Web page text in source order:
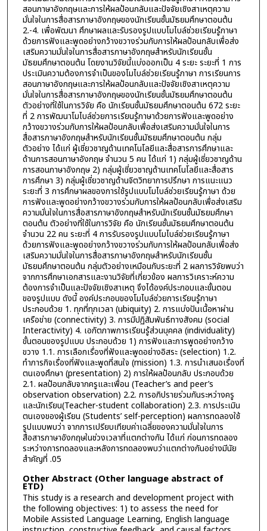
สอนภาษาอังกฤษและการให้ผลป้อนกลับและปัจจัยเชิงสาเหตุความ
มั่นใจในการสื่อสารภาษาอังกฤษของนักเรียนชั้นมัธยมศึกษาตอนต้น
2.-4. เพื่อพัฒนา ศึกษาผลและรับรองรูปแบบโมไบล์ช่วยเรียนรู้ภาษา
ด้วยการฟังและพูดอย่างกว้างขวางร่วมกับการให้ผลป้อนกลับเพื่อส่ง
เสริมความมั่นใจในการสื่อสารภาษาอังกฤษสำหรับนักเรียนชั้น
มัธยมศึกษาตอนต้น โดยงานวิจัยนี้แบ่งออกเป็น 4 ระยะ ระยะที่ 1 การ
ประเมินความต้องการจำเป็นของโมไบล์ช่วยเรียนรู้ภาษา การเรียนการ
สอนภาษาอังกฤษและการให้ผลป้อนกลับและปัจจัยเชิงสาเหตุความ
มั่นใจในการสื่อสารภาษาอังกฤษของนักเรียนชั้นมัธยมศึกษาตอนต้น
ตัวอย่างที่ใช้ในการวิจัย คือ นักเรียนชั้นมัธยมศึกษาตอนต้น 672 ระยะ
ที่ 2 การพัฒนาโมไบล์ช่วยการเรียนรู้ภาษาด้วยการฟังและพูดอย่าง
กว้างขวางร่วมกับการให้ผลป้อนกลับเพื่อส่งเสริมความมั่นใจในการ
สื่อสารภาษาอังกฤษสำหรับนักเรียนชั้นมัธยมศึกษาตอนต้น กลุ่ม
ตัวอย่าง ได้แก่ ผู้เชี่ยวชาญด้านเทคโนโลยีและสื่อสารการศึกษาและ
ด้านการสอนภาษาอังกฤษ จำนวน 5 คน ได้แก่ 1) กลุ่มผู้เชี่ยวชาญด้าน
การสอนภาษาอังกฤษ 2) กลุ่มผู้เชี่ยวชาญด้านเทคโนโลยีและสื่อสาร
การศึกษา 3) กลุ่มผู้เชี่ยวชาญด้านจิตวิทยาการปรึกษา การแนะแนว
ระยะที่ 3 การศึกษาผลของการใช้รูปแบบโมไบล์ช่วยเรียนรู้ภาษา ด้วย
การฟังและพูดอย่างกว้างขวางร่วมกับการให้ผลป้อนกลับเพื่อส่งเสริม
ความมั่นใจในการสื่อสารภาษาอังกฤษสำหรับนักเรียนชั้นมัธยมศึกษา
ตอนต้น ตัวอย่างที่ใช้ในการวิจัย คือ นักเรียนชั้นมัธยมศึกษาตอนต้น
จำนวน 22 คน ระยะที่ 4 การรับรองรูปแบบโมไบล์ช่วยเรียนรู้ภาษา
ด้วยการฟังและพูดอย่างกว้างขวางร่วมกับการให้ผลป้อนกลับเพื่อส่ง
เสริมความมั่นใจในการสื่อสารภาษาอังกฤษสำหรับนักเรียนชั้น
มัธยมศึกษาตอนต้น กลุ่มตัวอย่างเหมือนกับระยะที่ 2 ผลการวิจัยพบว่า
จากการศึกษาเอกสารและงานวิจัยที่เกี่ยวข้อง ผลการวิเคราะห์ความ
ต้องการจำเป็นและปัจจัยเชิงสาเหตุ จึงได้องค์ประกอบและขั้นตอน
ของรูปแบบ ดังนี้ องค์ประกอบของโมไบล์ช่วยการเรียนรู้ภาษา
ประกอบด้วย 1. ทุกที่ทุกเวลา (ubiquity) 2. การแบ่งปันเนื้อหาผ่าน
เครือข่าย (connectivity) 3. การมีปฏิสัมพันธ์ทางสังคม (social
Interactivity) 4. เอกัตภาพการเรียนรู้ส่วนบุคคล (individuality)
ขั้นตอนของรูปแบบ ประกอบด้วย 1) การฟังและการพูดอย่างกว้าง
ขวาง 1.1. การเลือกเรื่องที่ฟังและพูดอย่างอิสระ (selection) 1.2.
ทำภารกิจเรื่องที่ฟังและพูดที่สนใจ (mission) 1.3. การนำเสนอเรื่องที่
ตนเองศึกษา (presentation) 2) การให้ผลป้อนกลับ ประกอบด้วย
2.1. ผลป้อนกลับจากครูและเพื่อน (Teacher’s and peer’s
observation observation) 2.2. การอภิปรายร่วมกันระหว่างครู
และนักเรียน(Teacher-student collaboration) 2.3. การประเมิน
ตนเองของผู้เรียน (Students’ self-perception) ผลการทดลองใช้
รูปแบบพบว่า จากการเปรียบเทียบค่าเฉลี่ยของความมั่นใจในการ
สื่อสารภาษาอังกฤษในช่วงเวลาที่แตกต่างกัน ได้แก่ ก่อนการทดลอง
ระหว่างการทดลองและหลังการทดลองพบว่าแตกต่างกันอย่างมีนัย
สำคัญที่ .05
Other Abstract (Other language abstract of
ETD)
This study is a research and development project with
the following objectives: 1) to assess the need for
Mobile Assisted Language Learning, English language